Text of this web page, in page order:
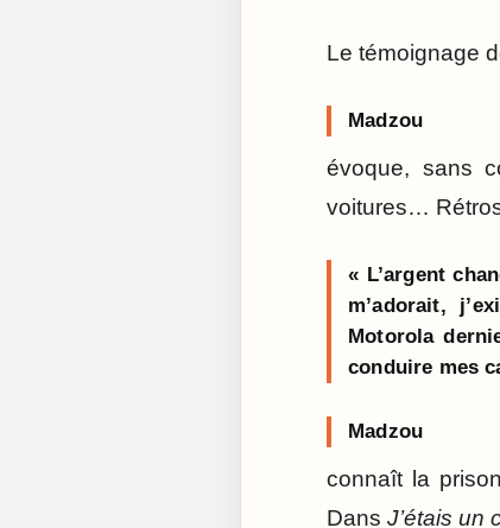
Le témoignage
Madzou
évoque, sans
voitures…
« L’argent
m’adorait,
Motorola
conduire mes
Madzou
connaît la
Dans J’étais un